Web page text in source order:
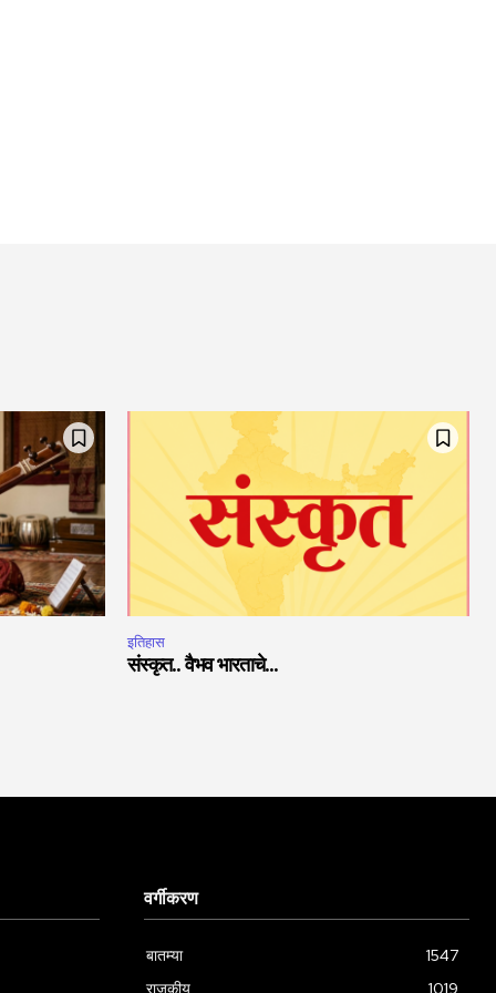
इतिहास
संस्कृत.. वैभव भारताचे…
वर्गीकरण
बातम्या
1547